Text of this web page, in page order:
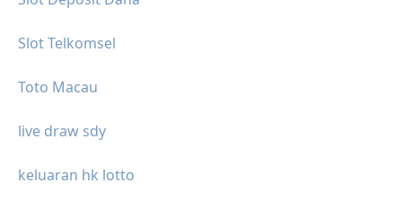
Slot Telkomsel
Toto Macau
live draw sdy
keluaran hk lotto